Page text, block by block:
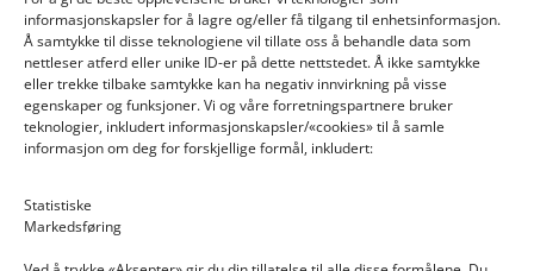
informasjonskapsler for å lagre og/eller få tilgang til enhetsinformasjon.
Å samtykke til disse teknologiene vil tillate oss å behandle data som
nettleser atferd eller unike ID-er på dette nettstedet. Å ikke samtykke
eller trekke tilbake samtykke kan ha negativ innvirkning på visse
egenskaper og funksjoner. Vi og våre forretningspartnere bruker
teknologier, inkludert informasjonskapsler/«cookies» til å samle
informasjon om deg for forskjellige formål, inkludert:
Statistiske
Markedsføring